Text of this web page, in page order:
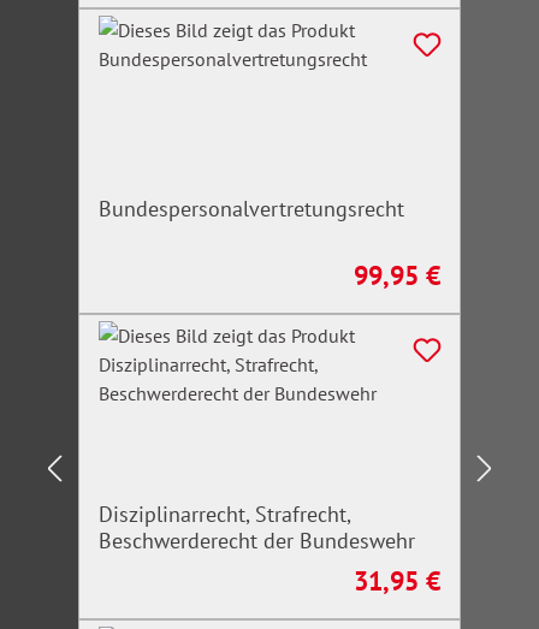
Bundespersonalvertretungsrecht
Regulärer Preis:
99,95 €
Disziplinarrecht, Strafrecht,
Beschwerderecht der Bundeswehr
Regulärer Preis:
31,95 €